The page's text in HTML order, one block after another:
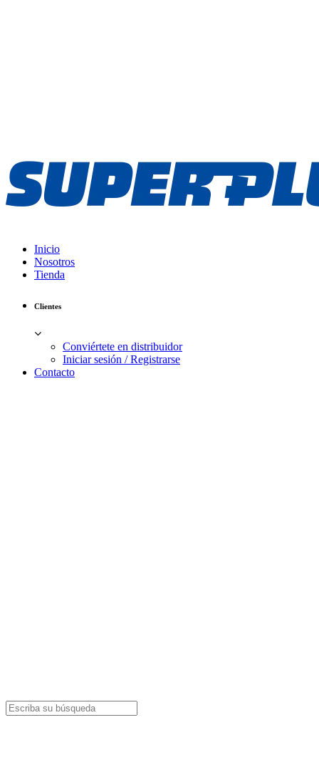
Inicio
Nosotros
Tienda
Clientes
Conviértete en distribuidor
Iniciar sesión / Registrarse
Contacto